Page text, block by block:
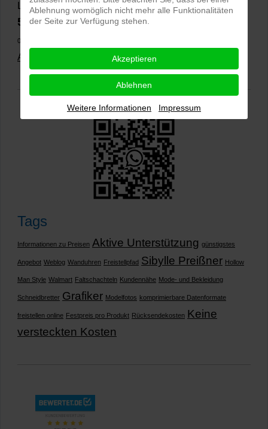
Lichtenau
5,0⭐⭐⭐⭐⭐bei144 Google-Rezensionen
02.01.2026)
Alle Rezensionen ansehen|Bewertung abgeben
Tags
Informationen zu Preisen Aktive Unterstützung günstigstes
Angebot Weblog Wanduhren Freistellpfad Sibylle Preißner Hollow
Man Style Walmart Faltschachteln Kundennähe Mode- und Bekleidung
Schneidbretter Grafiker Modelfotos komprimierbare Datenformate
freistellen online Festpreis pro Produkt Rücksendekosten Keine
versteckten Kosten
Ablehnung womöglich nicht mehr alle Funktionalitäten
der Seite zur Verfügung stehen.
Akzeptieren
Ablehnen
Weitere Informationen Impressum